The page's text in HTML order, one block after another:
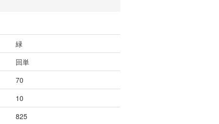
緑
回単
70
10
825